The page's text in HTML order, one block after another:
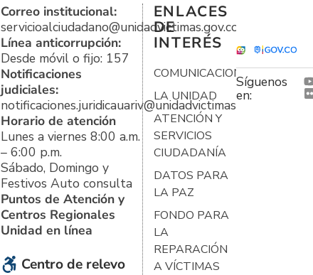
Correo institucional:
servicioalciudadano@unidadvictimas.gov.co
Línea anticorrupción:
Desde móvil o fijo: 157
Notificaciones
judiciales:
notificaciones.juridicauariv@unidadvictimas.gov.co
Horario de atención
Lunes a viernes 8:00 a.m.
– 6:00 p.m.
Sábado, Domingo y
Festivos Auto consulta
Puntos de Atención y
Centros Regionales
Unidad en línea
Centro de relevo
ENLACES
DE
INTERÉS
COMUNICACIONES
LA UNIDAD
ATENCIÓN Y
SERVICIOS
CIUDADANÍA
DATOS PARA
LA PAZ
FONDO PARA
LA
REPARACIÓN
A VÍCTIMAS
Síguenos
en: